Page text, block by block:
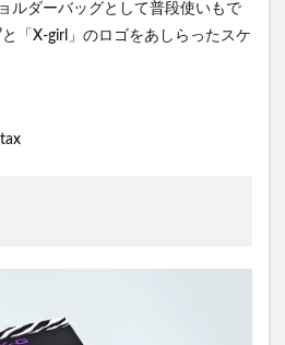
ルダーバッグとして普段使いもで
と「X-girl」のロゴをあしらったスケ